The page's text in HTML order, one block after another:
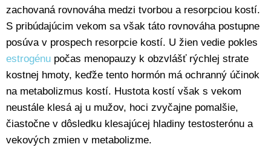
zachovaná rovnováha medzi tvorbou a resorpciou kostí.
S pribúdajúcim vekom sa však táto rovnováha postupne
posúva v prospech resorpcie kostí. U žien vedie pokles
estrogénu počas menopauzy k obzvlášť rýchlej strate
kostnej hmoty, keďže tento hormón má ochranný účinok
na metabolizmus kostí. Hustota kostí však s vekom
neustále klesá aj u mužov, hoci zvyčajne pomalšie,
čiastočne v dôsledku klesajúcej hladiny testosterónu a
vekových zmien v metabolizme.